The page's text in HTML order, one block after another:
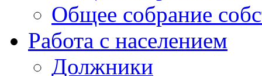
Общее собрание
Работа с населением
Должники